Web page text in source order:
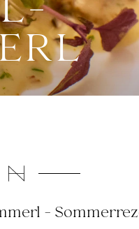
SKITOUREN
SCHNEESCHUH-
WINTERWANDERN &
-